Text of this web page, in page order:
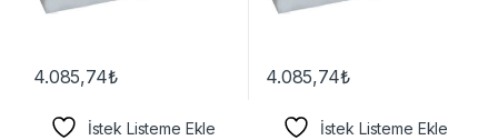
4.085,74₺
İstek Listeme Ekle
4.085,74₺
İstek Listeme Ekle